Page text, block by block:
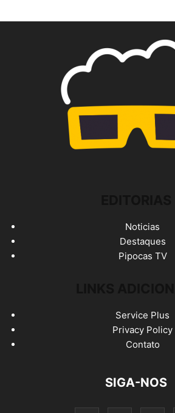
Noticias
Destaques
Pipocas TV
Service Plus
Privacy Policy
Contato
SIGA-NOS